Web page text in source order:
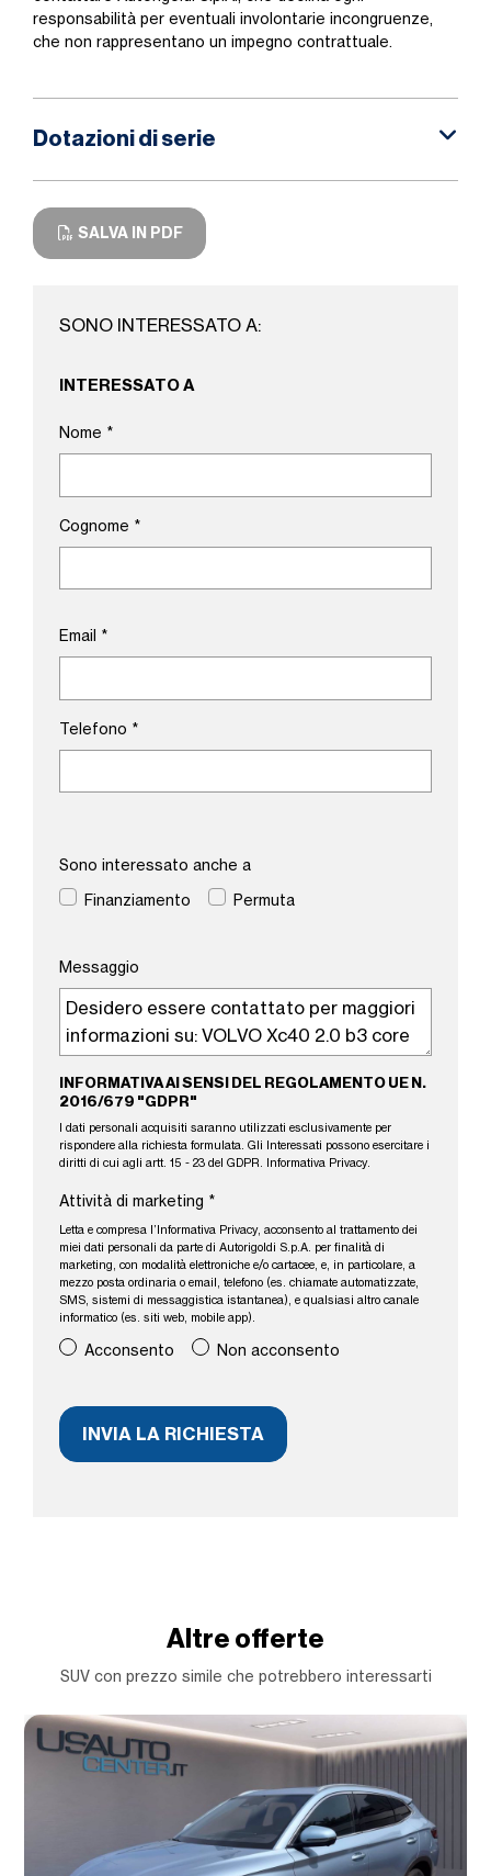
responsabilità per eventuali involontarie incongruenze,
che non rappresentano un impegno contrattuale.
Dotazioni di serie
SALVA IN PDF
SONO INTERESSATO A:
INTERESSATO A
Nome *
Cognome *
Email *
Telefono *
Sono interessato anche a
Finanziamento
Permuta
Messaggio
INFORMATIVA AI SENSI DEL REGOLAMENTO UE N.
2016/679 "GDPR"
I dati personali acquisiti saranno utilizzati esclusivamente per
rispondere alla richiesta formulata. Gli Interessati possono esercitare i
diritti di cui agli artt. 15 - 23 del GDPR.
Informativa Privacy.
Attività di marketing *
Letta e compresa l’ Informativa Privacy, acconsento al trattamento dei
miei dati personali da parte di Autorigoldi S.p.A. per finalità di
marketing, con modalità elettroniche e/o cartacee, e, in particolare, a
mezzo posta ordinaria o email, telefono (es. chiamate automatizzate,
SMS, sistemi di messaggistica istantanea), e qualsiasi altro canale
informatico (es. siti web, mobile app).
Acconsento Non acconsento
Altre offerte
SUV con prezzo simile che potrebbero interessarti